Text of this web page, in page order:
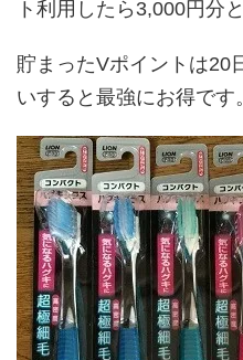
ト利用したら3,000円分
貯まったVポイントは20
いすると最強にお得です。